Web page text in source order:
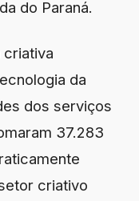
do Paraná.
criativa
da
dos serviços
37.283
criativo